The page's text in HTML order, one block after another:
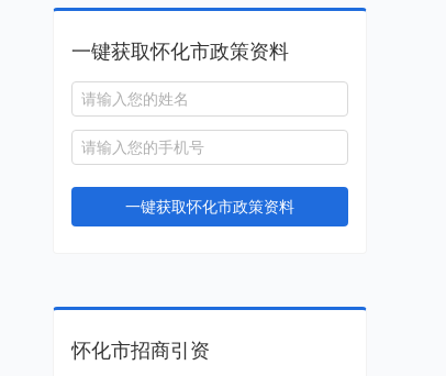
一键获取怀化市政策资料
一键获取怀化市政策资料
怀化市招商引资